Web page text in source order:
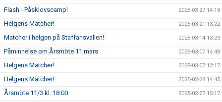
Flash - Påsklovscamp! 2025-03-27 14:18
Helgens Matcher! 2025-03-21 13:22
Matcher i helgen på Staffansvallen! 2025-03-14 13:29
Påminnelse om Årsmöte 11 mars 2025-03-07 14:48
Helgens Matcher! 2025-03-07 12:17
Helgens Matcher! 2025-02-28 14:45
Årsmöte 11/3 kl. 18.00 2025-02-27 15:17